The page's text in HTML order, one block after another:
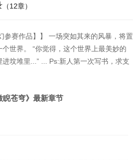
（12章）
参赛作品】】 一场突如其来的风暴，将置
世界。 “你觉得，这个世界上最美妙的
进坟堆里...” ... Ps:新人第一次写书，求支
睨苍穹》最新章节